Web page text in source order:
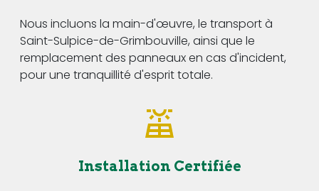
Nous incluons la main-d'œuvre, le transport à
Saint-Sulpice-de-Grimbouville, ainsi que le
remplacement des panneaux en cas d'incident,
pour une tranquillité d'esprit totale.
Installation Certifiée